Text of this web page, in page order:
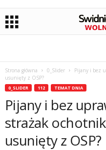
Strona główna 0_Slider
Pijany i bez
usunięty z OSP?
0_SLIDER 112 TEMAT DNIA
Pijany i bez
strażak
usunięty z OSP?